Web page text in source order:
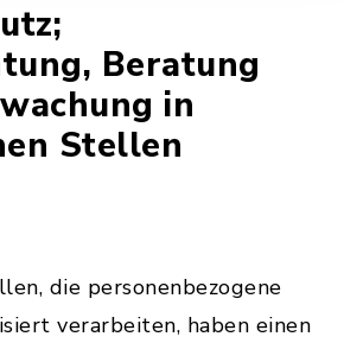
Beratung
in
Stellen
die personenbezogene
verarbeiten, haben einen